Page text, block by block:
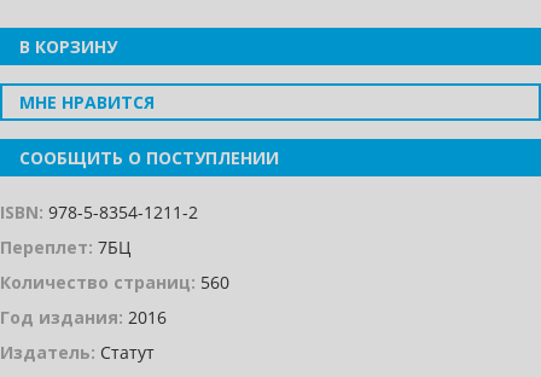
В КОРЗИНУ
МНЕ НРАВИТСЯ
СООБЩИТЬ О ПОСТУПЛЕНИИ
ISBN: 978-5-8354-1211-2
Переплет: 7БЦ
Количество страниц: 560
Год издания: 2016
Издатель: Статут